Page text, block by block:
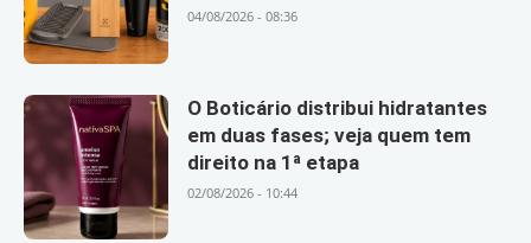
04/08/2026 - 08:36
O Boticário distribui hidratantes
em duas fases; veja quem tem
direito na 1ª etapa
02/08/2026 - 10:44